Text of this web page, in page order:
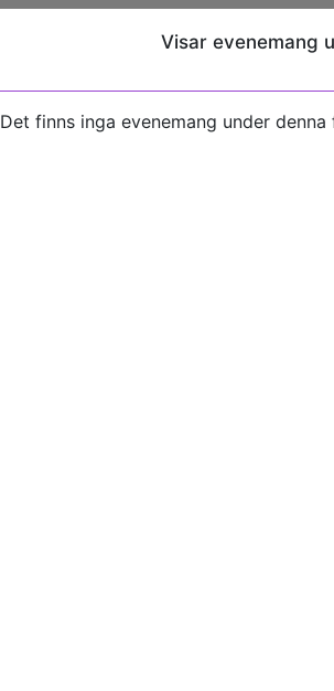
Visar evenemang
Det finns inga evenemang under denna